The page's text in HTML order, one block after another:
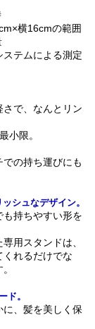
横16cmの範囲
ステムによる測定
で、なんとリン
小限。
の持ち運びにも
シュなデザイン。
持ちやすい形を
用スタンドは、
れるだけでな
ド。
に、髪を美しく保